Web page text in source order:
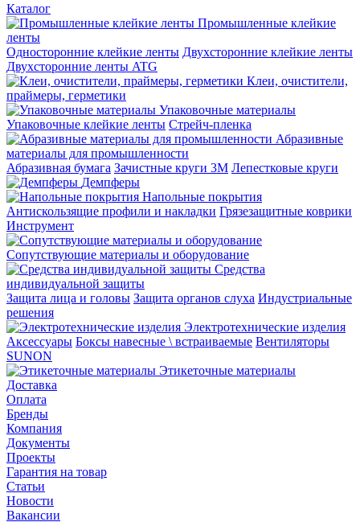
Каталог
Промышленные клейкие
ленты
Односторонние клейкие ленты Двухсторонние клейкие ленты
Двухсторонние ленты ATG
Клеи, очистители,
праймеры, герметики
Упаковочные материалы
Упаковочные клейкие ленты Стрейч-пленка
Абразивные
материалы для промышленности
Абразивная бумага Зачистные круги 3М Лепестковые круги
Демпферы
Напольные покрытия
Aнтискользящие профили и накладки Грязезащитные коврики
Инструмент
Сопутствующие материалы и оборудование
Средства
индивидуальной защиты
Защита лица и головы Защита органов слуха Индустриальные
решения
Электротехнические изделия
Аксессуары Боксы навесные \ встраиваемые Вентиляторы
SUNON
Этикеточные материалы
Доставка
Оплата
Бренды
Компания
Документы
Проекты
Гарантия на товар
Статьи
Новости
Вакансии